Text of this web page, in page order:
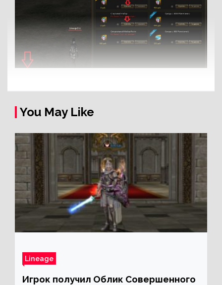
You May Like
Lineage
Игрок получил Облик Совершенного